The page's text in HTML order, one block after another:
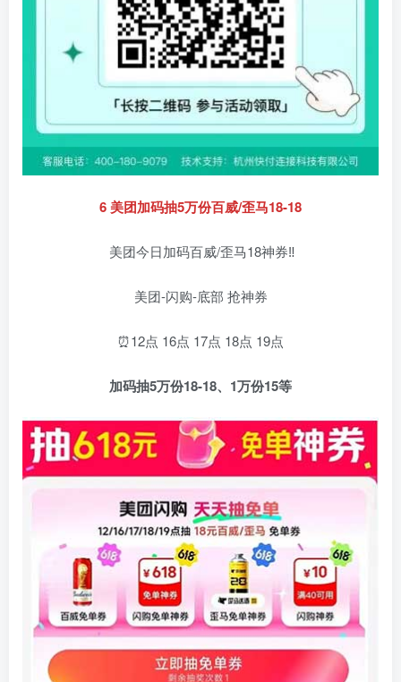
6 美团加码抽5万份百威/歪马18-18
美团今日加码百威/歪马18神券‼️
美团-闪购-底部 抢神券
⏰12点 16点 17点 18点 19点
加码抽5万份18-18、1万份15等